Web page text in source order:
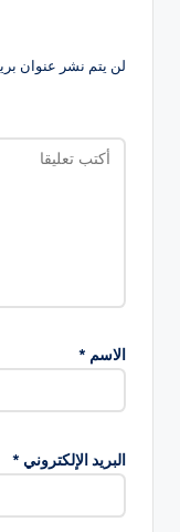
لن يتم نشر عنوان
الاسم *
البريد الإلكتروني *